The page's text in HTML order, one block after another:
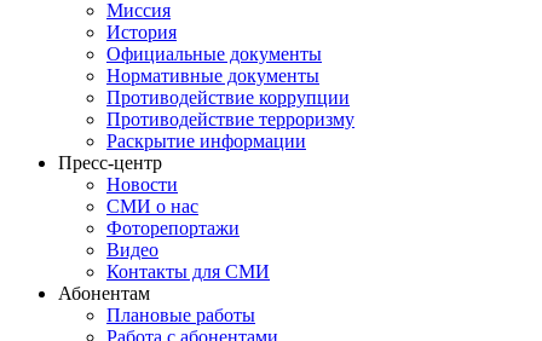
Миссия
История
Официальные документы
Нормативные документы
Противодействие коррупции
Противодействие терроризму
Раскрытие информации
Пресс-центр
Новости
СМИ о нас
Фоторепортажи
Видео
Контакты для СМИ
Абонентам
Плановые работы